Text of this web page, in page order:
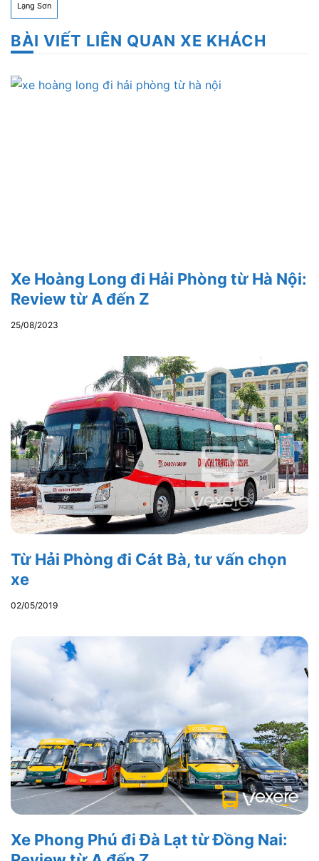
Lạng Sơn
BÀI VIẾT LIÊN QUAN XE KHÁCH
Xe Hoàng Long đi Hải Phòng từ Hà Nội:
Review từ A đến Z
25/08/2023
Từ Hải Phòng đi Cát Bà, tư vấn chọn
xe
02/05/2019
Xe Phong Phú đi Đà Lạt từ Đồng Nai: